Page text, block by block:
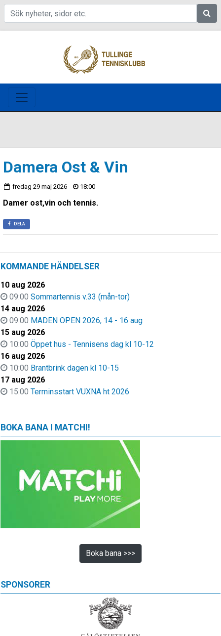
Sök
KOMMANDE HÄNDELSER
10 aug 2026
09:00 Sommartennis v.33 (mån-tor)
14 aug 2026
09:00 MADEN OPEN 2026, 14 - 16 aug
15 aug 2026
10:00 Öppet hus - Tennisens dag kl 10-12
16 aug 2026
10:00 Brantbrink dagen kl 10-15
17 aug 2026
15:00 Terminsstart VUXNA ht 2026
BOKA BANA I MATCHI!
Boka bana >>>
SPONSORER
Damera Ost & Vin
fredag 29 maj 2026 18:00
Damer ost,vin och tennis.
DELA